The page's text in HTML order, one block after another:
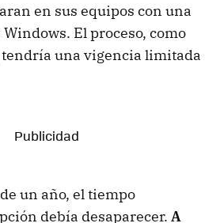
en sus equipos con una
El proceso, como
una vigencia limitada
un año, el tiempo
debía desaparecer. A